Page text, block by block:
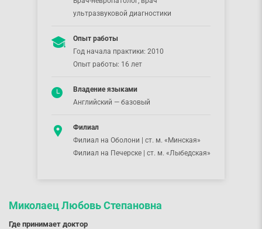
ультразвуковой диагностики
Опыт работы
Год начала практики: 2010
Опыт работы: 16 лет
Владение языками
Английский — базовый
Филиал
Филиал на Оболони | ст. м. «Минская»
Филиал на Печерске | ст. м. «Лыбедская»
Миколаец Любовь Степановна
Где принимает доктор